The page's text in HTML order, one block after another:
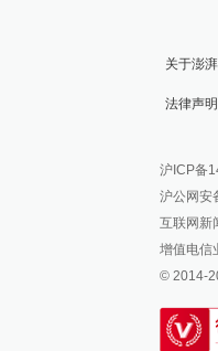
关于澎湃
法律声明
报料
沪ICP备
沪公网安
互联网新
增值电信
© 2014-